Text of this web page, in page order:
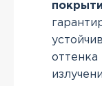
оттенка